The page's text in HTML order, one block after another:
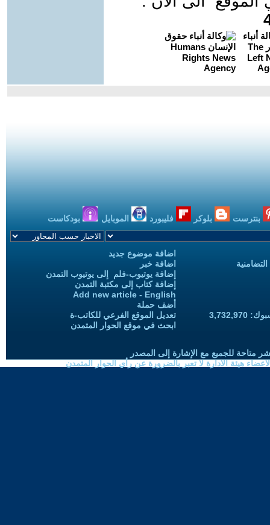
بنترست بلوكر فليبورد الموبايل بودكاست
اضافة موضوع جديد
اضافة خبر
إضافة يوتيوب-فلم إلى يوتيوب التمدن
إضافة كتاب إلى مكتبة التمدن
Add new article - English
أضف حملة
تعديل الموقع الفرعي للكاتب-ة
ابحث في موقع الحوار المتمدن
متاحة للجميع مع الإشارة إلى المصدر
هيئة الادارة لا تعبر بالضرورة عن رأي الحوار المتمدن